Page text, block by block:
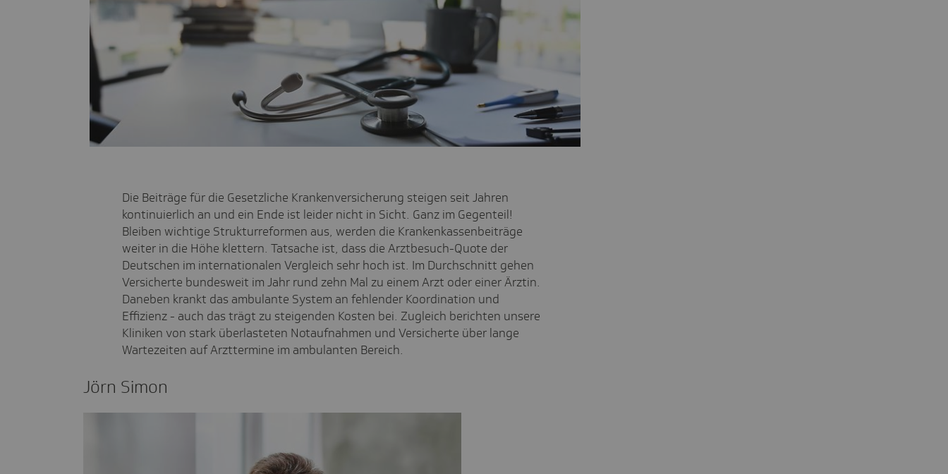
Die Beiträge für die Gesetzliche Krankenversicherung steigen seit Jahren
kontinuierlich an und ein Ende ist leider nicht in Sicht. Ganz im Gegenteil!
Bleiben wichtige Strukturreformen aus, werden die Krankenkassenbeiträge
weiter in die Höhe klettern. Tatsache ist, dass die Arztbesuch-Quote der
Deutschen im internationalen Vergleich sehr hoch ist. Im Durchschnitt gehen
Versicherte bundesweit im Jahr rund zehn Mal zu einem Arzt oder einer Ärztin.
Daneben krankt das ambulante System an fehlender Koordination und
Effizienz - auch das trägt zu steigenden Kosten bei. Zugleich berichten unsere
Kliniken von stark überlasteten Notaufnahmen und Versicherte über lange
Wartezeiten auf Arzttermine im ambulanten Bereich.
Jörn Simon